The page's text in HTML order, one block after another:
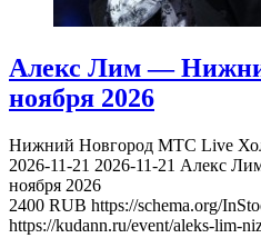
Алекс Лим —
ноября 2026
Нижний Новгород МТС Live
2026-11-21 2026-11-21 Алекс
ноября 2026
2400 RUB https://schema.org/
https://kudann.ru/event/aleks-lim-